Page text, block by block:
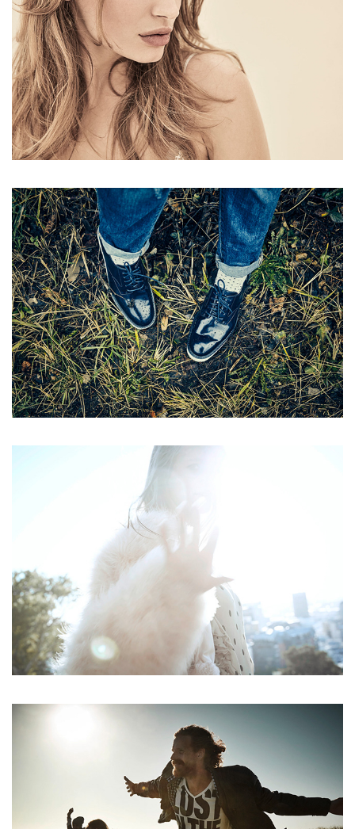
SHADES OF NUDE
WALKING ON DENIM BLUE
STOP THE SUNSHINE
AUTUMN DAY AT THE BEACH